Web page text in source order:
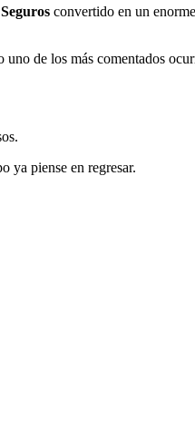
convertido en un
de los más comentados
ya piense en regresar.